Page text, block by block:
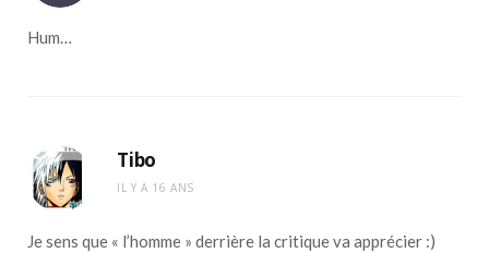
Hum…
Tibo
IL Y A 16 ANS
Je sens que « l’homme » derrière la critique va apprécier :)